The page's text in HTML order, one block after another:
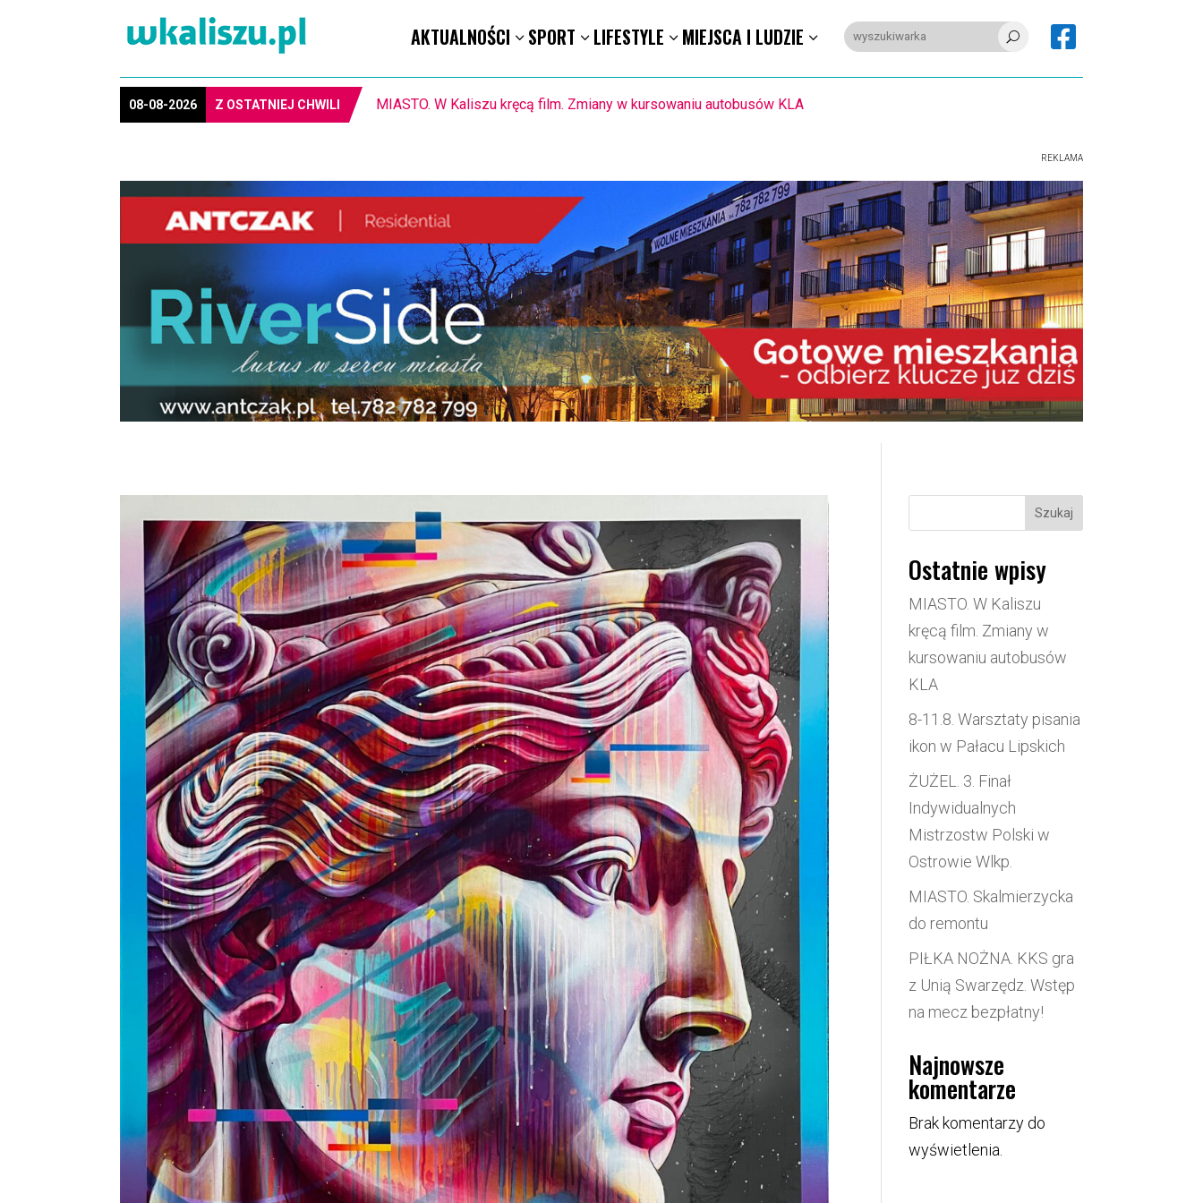
AKTUALNOŚCI SPORT LIFESTYLE MIEJSCA I LUDZIE U 
08-08-2026 Z OSTATNIEJ CHWILI 8-11.8. Warsztaty pisania ikon w Pałacu Lipskich
REKLAMA
Szukaj
Ostatnie wpisy
MIASTO. W Kaliszu
kręcą film. Zmiany w
kursowaniu autobusów
KLA
8-11.8. Warsztaty pisania
ikon w Pałacu Lipskich
ŻUŻEL. 3. Finał
Indywidualnych
Mistrzostw Polski w
Ostrowie Wlkp.
MIASTO. Skalmierzycka
do remontu
PIŁKA NOŻNA. KKS gra
z Unią Swarzędz. Wstęp
na mecz bezpłatny!
Najnowsze
komentarze
Brak komentarzy do
wyświetlenia.